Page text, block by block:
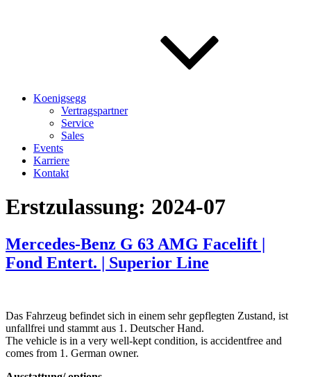
Koenigsegg
Vertragspartner
Service
Sales
Events
Karriere
Kontakt
Erstzulassung: 2024-07
Mercedes-Benz G 63 AMG Facelift |
Fond Entert. | Superior Line
Das Fahrzeug befindet sich in einem sehr gepflegten Zustand, ist
unfallfrei und stammt aus 1. Deutscher Hand.
The vehicle is in a very well-kept condition, is accidentfree and
comes from 1. German owner.